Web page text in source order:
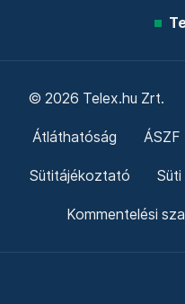
© 2026 Telex.hu Zrt.
Átláthatóság ÁSZF
Sütitájékoztató
Kommentelési